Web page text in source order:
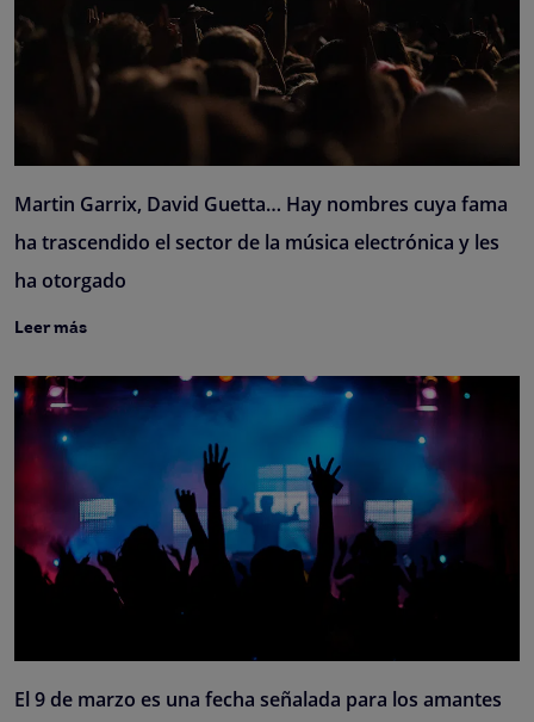
Martin Garrix, David Guetta… Hay nombres cuya fama
ha trascendido el sector de la música electrónica y les
ha otorgado
Leer más
El 9 de marzo es una fecha señalada para los amantes